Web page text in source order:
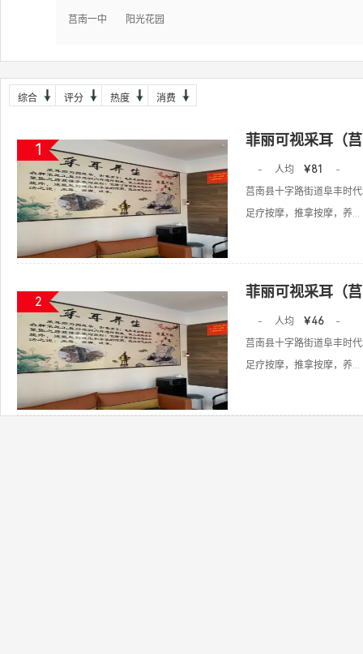
莒南一中 阳光花园
综合 评分 热度 消费
1
菲丽可视采耳（
- 人均 ￥81
-
莒南县十字路街道阜丰时
足疗按摩，推拿按摩，养...
2
菲丽可视采耳（
- 人均 ￥46
-
莒南县十字路街道阜丰时
足疗按摩，推拿按摩，养...